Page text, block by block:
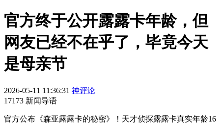
官方终于公开露露卡年龄，但
网友已经不在乎了，毕竟今天
是母亲节
2026-05-11 11:36:31 神评论
17173 新闻导语
官方公布《森亚露露卡的秘密》！天才侦探露露卡真实年龄16